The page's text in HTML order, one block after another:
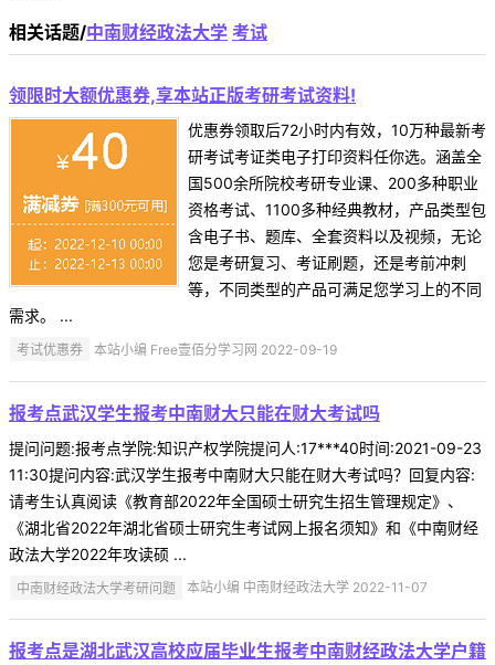
相关话题/中南财经政法大学 考试
领限时大额优惠券,享本站正版考研考试资料!
优惠券领取后72小时内有效，10万种最新考
研考试考证类电子打印资料任你选。涵盖全
国500余所院校考研专业课、200多种职业
资格考试、1100多种经典教材，产品类型包
含电子书、题库、全套资料以及视频，无论
您是考研复习、考证刷题，还是考前冲刺
等，不同类型的产品可满足您学习上的不同
需求。 ...
考试优惠券 本站小编 Free壹佰分学习网 2022-09-19
报考点武汉学生报考中南财大只能在财大考试吗
提问问题:报考点学院:知识产权学院提问人:17***40时间:2021-09-23
11:30提问内容:武汉学生报考中南财大只能在财大考试吗？回复内容:
请考生认真阅读《教育部2022年全国硕士研究生招生管理规定》、
《湖北省2022年湖北省硕士研究生考试网上报名须知》和《中南财经
政法大学2022年攻读硕 ...
中南财经政法大学考研问题 本站小编 中南财经政法大学 2022-11-07
报考点是湖北武汉高校应届毕业生报考中南财经政法大学户籍